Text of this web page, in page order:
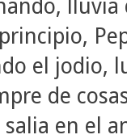
el jodio,
de
en el